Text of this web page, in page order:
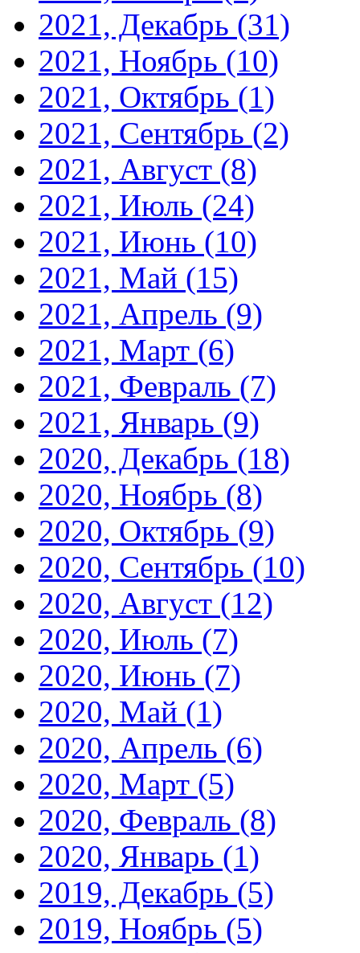
2021, Декабрь (31)
2021, Ноябрь (10)
2021, Октябрь (1)
2021, Сентябрь (2)
2021, Август (8)
2021, Июль (24)
2021, Июнь (10)
2021, Май (15)
2021, Апрель (9)
2021, Март (6)
2021, Февраль (7)
2021, Январь (9)
2020, Декабрь (18)
2020, Ноябрь (8)
2020, Октябрь (9)
2020, Сентябрь (10)
2020, Август (12)
2020, Июль (7)
2020, Июнь (7)
2020, Май (1)
2020, Апрель (6)
2020, Март (5)
2020, Февраль (8)
2020, Январь (1)
2019, Декабрь (5)
2019, Ноябрь (5)